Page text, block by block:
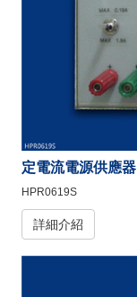
定電流電源供應器
HPR0619S
詳細介紹